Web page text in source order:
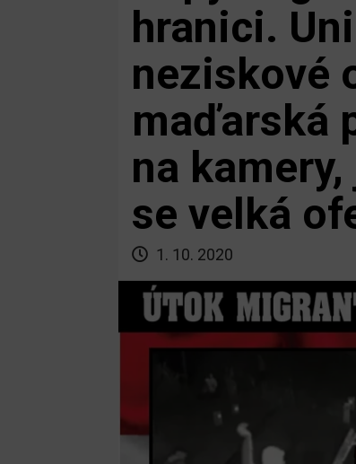
hranici.
neziskové
maďarská
na
se velká
1. 10. 2020